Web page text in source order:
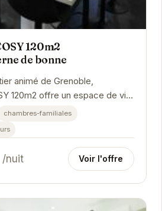
120m2
de bonne
animé de Grenoble,
120m2 offre un espace de vie
Idéal pour les familles ou
chambres-familiales
/nuit Voir l'offre